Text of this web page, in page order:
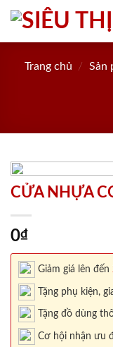
Skip
content
Trang chủ / Sản
CỬA NHỰA
0₫
Giảm giá lên đến
Tặng phụ kiện,
Tặng đồ dùng
Cơ hội nhận ưu